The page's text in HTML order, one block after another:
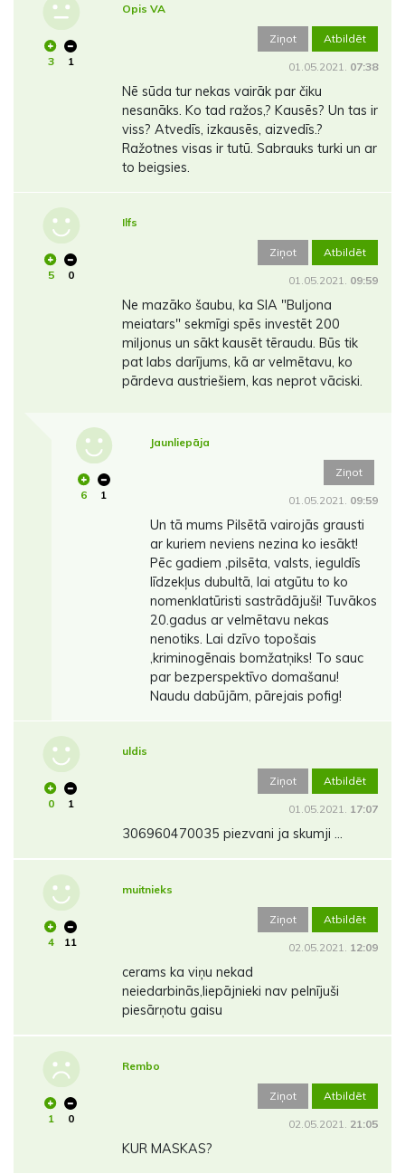
3 1
Opis VA
Ziņot Atbildēt
01.05.2021. 07:38
Nē sūda tur nekas vairāk par čiku
nesanāks. Ko tad ražos,? Kausēs? Un tas ir
viss? Atvedīs, izkausēs, aizvedīs.?
Ražotnes visas ir tutū. Sabrauks turki un ar
to beigsies.
5 0
Ilfs
Ziņot Atbildēt
01.05.2021. 09:59
Ne mazāko šaubu, ka SIA "Buljona
meiatars" sekmīgi spēs investēt 200
miljonus un sākt kausēt tēraudu. Būs tik
pat labs darījums, kā ar velmētavu, ko
pārdeva austriešiem, kas neprot vāciski.
6 1
Jaunliepāja
Ziņot
01.05.2021. 09:59
Un tā mums Pilsētā vairojās grausti
ar kuriem neviens nezina ko iesākt!
Pēc gadiem ,pilsēta, valsts, ieguldīs
līdzekļus dubultā, lai atgūtu to ko
nomenklatūristi sastrādājuši! Tuvākos
20.gadus ar velmētavu nekas
nenotiks. Lai dzīvo topošais
,kriminogēnais bomžatņiks! To sauc
par bezperspektīvo domašanu!
Naudu dabūjām, pārejais pofig!
0 1
uldis
Ziņot Atbildēt
01.05.2021. 17:07
306960470035 piezvani ja skumji ...
4 11
muitnieks
Ziņot Atbildēt
02.05.2021. 12:09
cerams ka viņu nekad
neiedarbinās,liepājnieki nav pelnījuši
piesārņotu gaisu
1 0
Rembo
Ziņot Atbildēt
02.05.2021. 21:05
KUR MASKAS?